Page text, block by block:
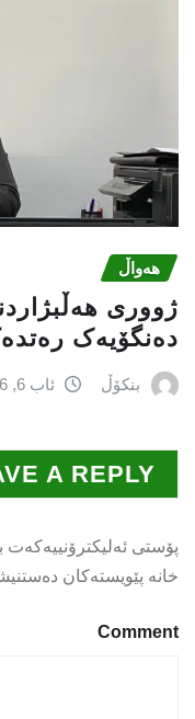
هەواڵ
ژووری
دەنگۆیەک
بنکۆڵ ئاب 6, 2026
A REPLY
پۆستی ئەلیکترۆنییەکەت
خانە پێویستەکان
Comment